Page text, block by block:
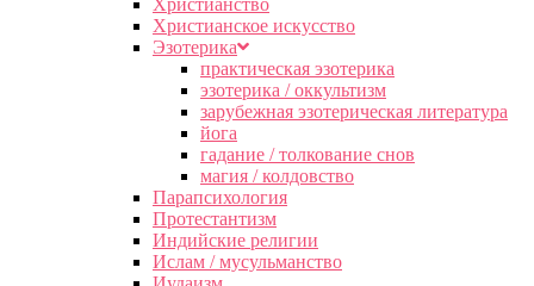
Христианство
Христианское искусство
Эзотерика
практическая эзотерика
эзотерика / оккультизм
зарубежная эзотерическая литература
йога
гадание / толкование снов
магия / колдовство
Парапсихология
Протестантизм
Индийские религии
Ислам / мусульманство